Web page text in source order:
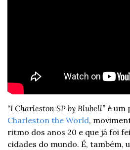
“I Charleston SP by Blubell” é um
Charleston the World,
ritmo dos anos 20 e que já foi
cidades do mundo. É, também,